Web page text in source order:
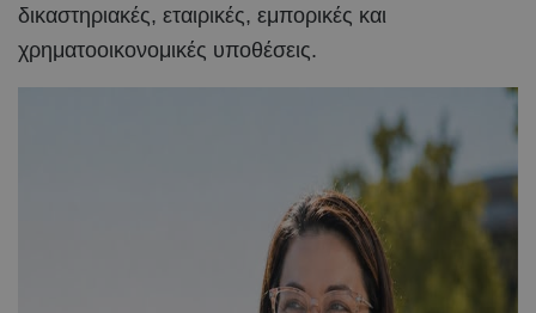
δικαστηριακές, εταιρικές, εμπορικές και
χρηματοοικονομικές υποθέσεις.